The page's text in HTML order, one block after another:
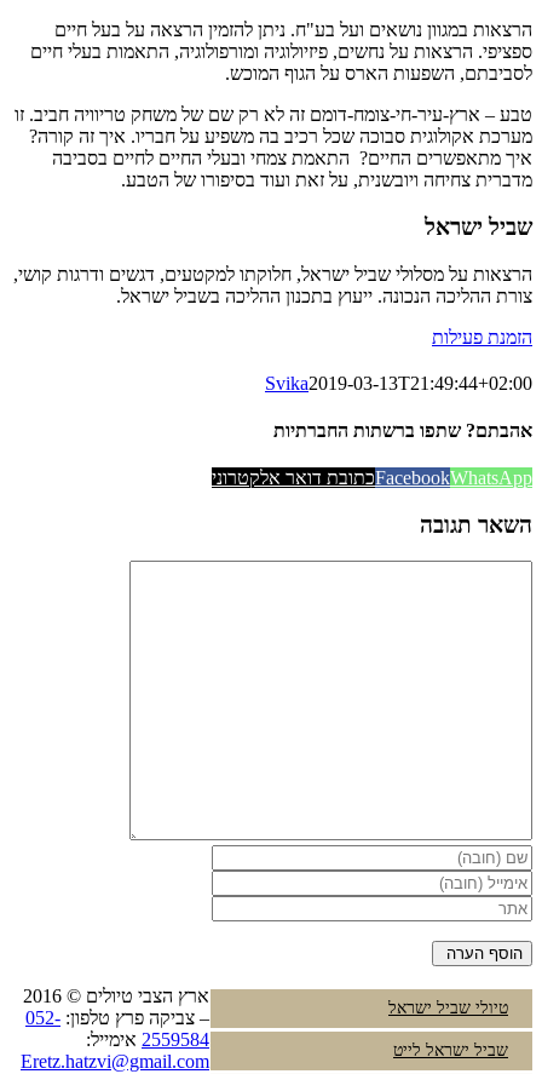
הרצאות במגוון נושאים ועל בע"ח. ניתן להזמין הרצאה על בעל חיים
ספציפי. הרצאות על נחשים, פיזיולוגיה ומורפולוגיה, התאמות בעלי חיים
לסביבתם, השפעות הארס על הגוף המוכש.
טבע – ארץ-עיר-חי-צומח-דומם זה לא רק שם של משחק טריוויה חביב. זו
מערכת אקולוגית סבוכה שכל רכיב בה משפיע על חבריו. איך זה קורה?
איך מתאפשרים החיים? התאמת צמחי ובעלי החיים לחיים בסביבה
מדברית צחיחה ויובשנית, על זאת ועוד בסיפורו של הטבע.
שביל ישראל
הרצאות על מסלולי שביל ישראל, חלוקתו למקטעים, דגשים ודרגות קושי,
צורת ההליכה הנכונה. ייעוץ בתכנון ההליכה בשביל ישראל.
הזמנת פעילות
Svika2019-03-13T21:49:44+02:00
אהבתם? שתפו ברשתות החברתיות
FacebookWhatsApp כתובת דואר אלקטרוני
השאר תגובה
טיולי שביל ישראל
שביל ישראל לייט
ארץ הצבי טיולים © 2016
– צביקה פרץ טלפון: 052-
2559584 אימייל:
Eretz.hatzvi@gmail.com